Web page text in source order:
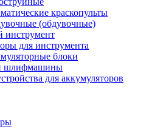
краскопульты
(обдувочные)
инструмент
для инструмента
блоки
шлифмашины
для аккумуляторов